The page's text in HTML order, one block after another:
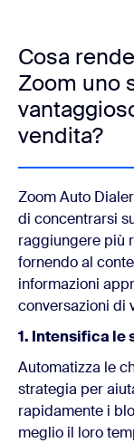
Cosa
Zoom uno
vendita?
Zoom Auto
di concentrarsi
raggiungere più
fornendo al
informazioni
conversazioni di
1. Intensifica le
Automatizza le
strategia per
rapidamente i
meglio il loro